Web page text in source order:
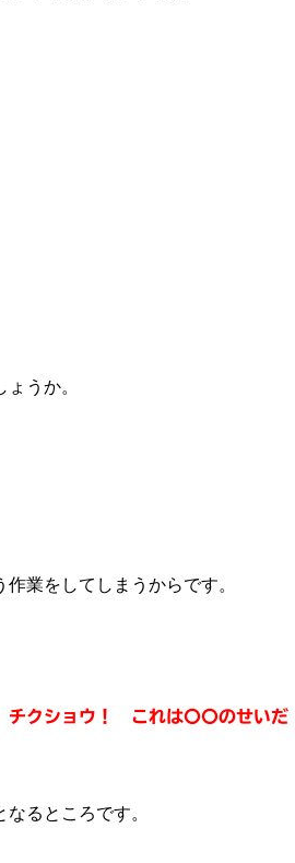
うか。
作業をしてしまうからです。
チクショウ！ これは〇〇のせいだ
るところです。